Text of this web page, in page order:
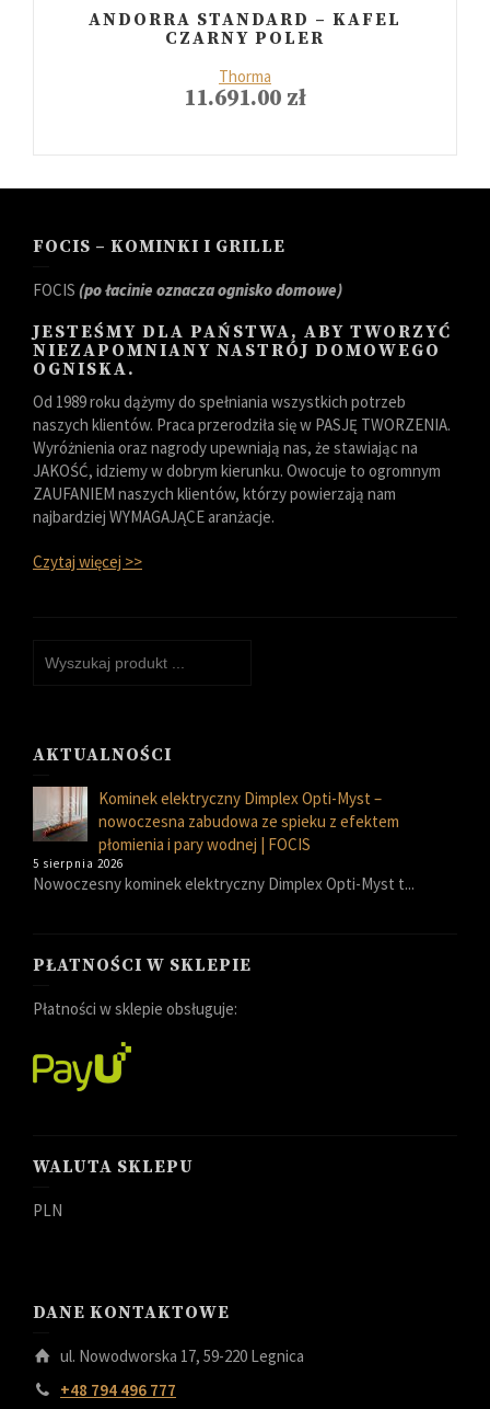
ANDORRA STANDARD – KAFEL
CZARNY POLER
Thorma
11.691.00 zł
FOCIS – KOMINKI I GRILLE
FOCIS (po łacinie oznacza ognisko domowe)
JESTEŚMY DLA PAŃSTWA, ABY TWORZYĆ
NIEZAPOMNIANY NASTRÓJ DOMOWEGO
OGNISKA.
Od 1989 roku dążymy do spełniania wszystkich potrzeb
naszych klientów. Praca przerodziła się w PASJĘ TWORZENIA.
Wyróżnienia oraz nagrody upewniają nas, że stawiając na
JAKOŚĆ, idziemy w dobrym kierunku. Owocuje to ogromnym
ZAUFANIEM naszych klientów, którzy powierzają nam
najbardziej WYMAGAJĄCE aranżacje.
Czytaj więcej >>
AKTUALNOŚCI
Kominek elektryczny Dimplex Opti-Myst –
nowoczesna zabudowa ze spieku z efektem
płomienia i pary wodnej | FOCIS
5 sierpnia 2026
Nowoczesny kominek elektryczny Dimplex Opti-Myst t...
PŁATNOŚCI W SKLEPIE
Płatności w sklepie obsługuje:
WALUTA SKLEPU
PLN
DANE KONTAKTOWE
ul. Nowodworska 17, 59-220 Legnica
+48 794 496 777